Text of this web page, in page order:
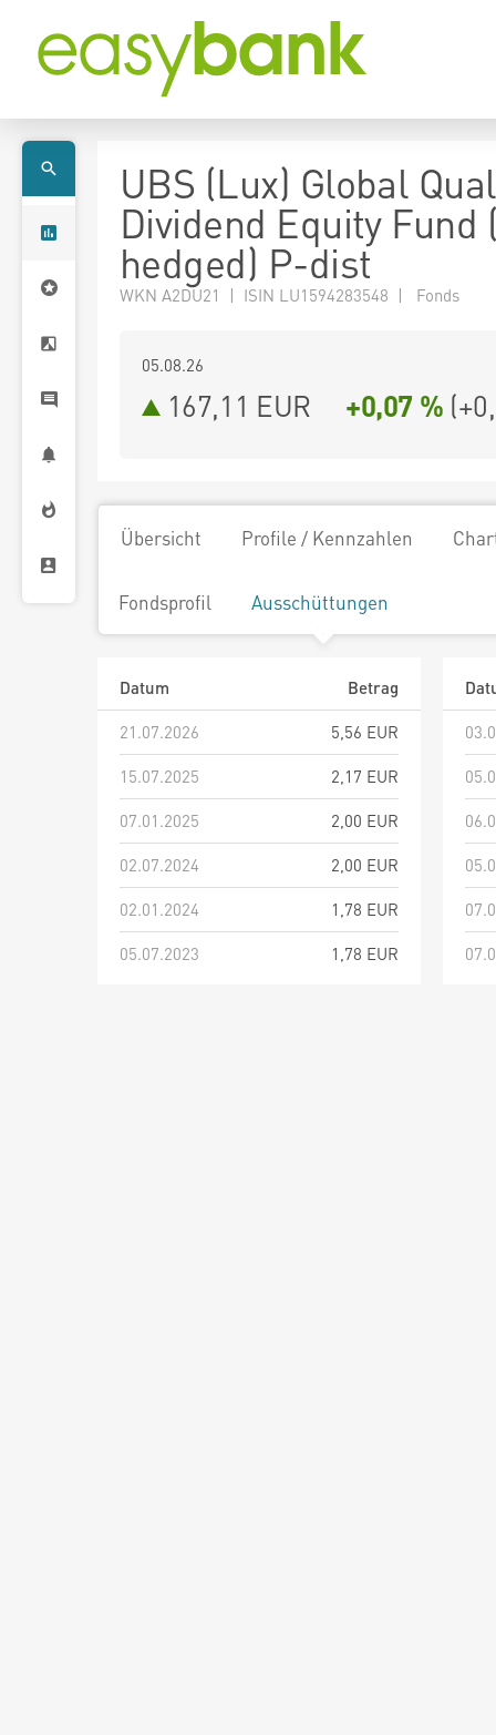
UBS (Lux) Global
Dividend Equity Fund
hedged) P-dist
WKN A2DU21 | ISIN LU1594283548 | Fonds
05.08.26
167,11 EUR +0,07 % (
Übersicht Profile / Kennzahlen
Fondsprofil Ausschüttungen
Datum
Betrag
21.07.2026
5,56 EUR
15.07.2025
2,17 EUR
07.01.2025
2,00 EUR
02.07.2024
2,00 EUR
02.01.2024
1,78 EUR
05.07.2023
1,78 EUR